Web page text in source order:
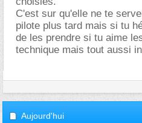
C'est sur qu'elle ne te
pilote plus tard mais si tu
de les prendre si tu aime
technique mais tout aussi
Aujourd'hui